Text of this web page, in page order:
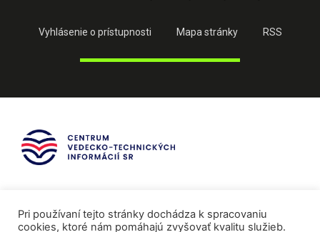
Vyhlásenie o prístupnosti Mapa stránky RSS
Pri používaní tejto stránky dochádza k spracovaniu
cookies, ktoré nám pomáhajú zvyšovať kvalitu služieb.